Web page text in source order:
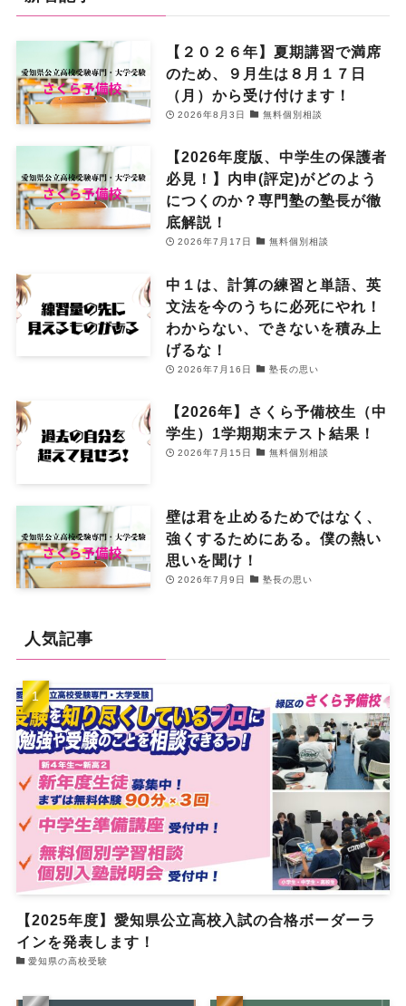
【２０２６年】夏期講習で満席
のため、９月生は８月１７日
（月）から受け付けます！
2026年8月3日 無料個別相談
【2026年度版、中学生の保護者
必見！】内申(評定)がどのよう
につくのか？専門塾の塾長が徹
底解説！
2026年7月17日 無料個別相談
中１は、計算の練習と単語、英
文法を今のうちに必死にやれ！
わからない、できないを積み上
げるな！
2026年7月16日 塾長の思い
【2026年】さくら予備校生（中
学生）1学期期末テスト結果！
2026年7月15日 無料個別相談
壁は君を止めるためではなく、
強くするためにある。僕の熱い
思いを聞け！
2026年7月9日 塾長の思い
人気記事
【2025年度】愛知県公立高校入試の合格ボーダーラ
インを発表します！
愛知県の高校受験